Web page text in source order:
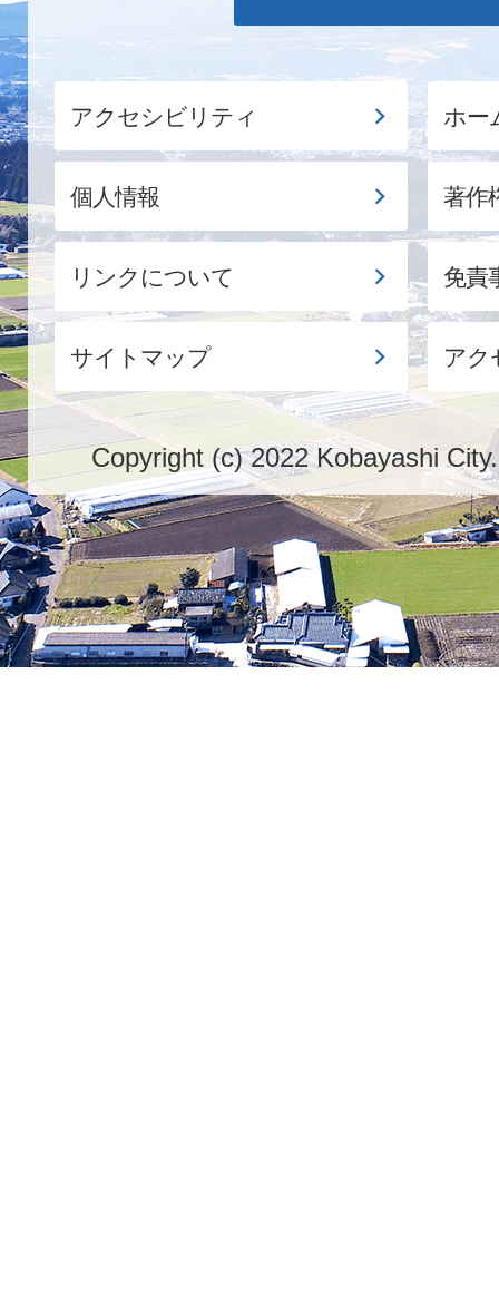
アクセシビリティ ホー
個人情報 著作
リンクについて 免責
サイトマップ アク
Copyright (c) 2022 Kobayashi